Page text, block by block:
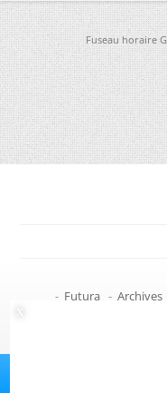
Fuseau horaire
- Futura - Archives